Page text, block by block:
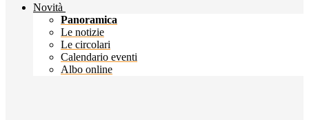
Novità
Panoramica
Le notizie
Le circolari
Calendario eventi
Albo online